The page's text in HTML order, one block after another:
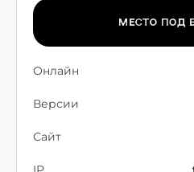
Онлайн
Версии
Сайт